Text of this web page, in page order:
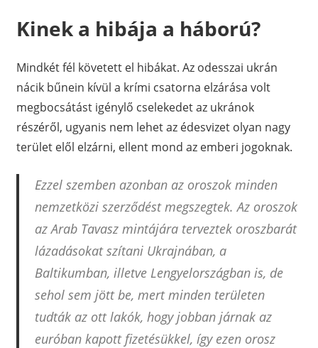
Kinek a hibája a háború?
Mindkét fél követett el hibákat. Az odesszai ukrán
nácik bűnein kívül a krími csatorna elzárása volt
megbocsátást igénylő cselekedet az ukránok
részéről, ugyanis nem lehet az édesvizet olyan nagy
terület elől elzárni, ellent mond az emberi jogoknak.
Ezzel szemben azonban az oroszok minden
nemzetközi szerződést megszegtek. Az oroszok
az Arab Tavasz mintájára terveztek oroszbarát
lázadásokat szítani Ukrajnában, a
Baltikumban, illetve Lengyelországban is, de
sehol sem jött be, mert minden területen
tudták az ott lakók, hogy jobban járnak az
euróban kapott fizetésükkel, így ezen orosz